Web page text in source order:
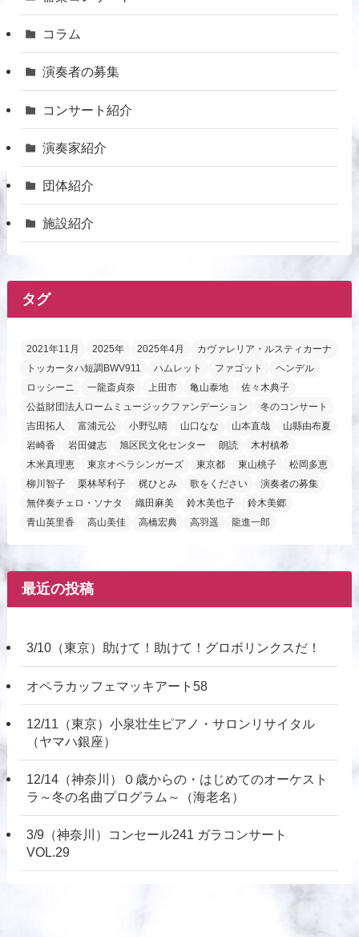
コラム
演奏者の募集
コンサート紹介
演奏家紹介
団体紹介
施設紹介
タグ
2021年11月 2025年 2025年4月
カヴァレリア・ルスティカーナ
トッカータハ短調BWV911
ハムレット ファゴット
ヘンデル
ロッシーニ
一龍斎貞奈 上田市 亀山泰地
佐々木典子
公益財団法人ロームミュージックファンデーション
冬のコンサート
吉田拓人
富浦元公 小野弘晴 山口なな 山本直哉
山縣由布夏
岩崎香
岩田健志 旭区民文化センター 朗読
木村槙希
木米真理恵
東京オペラシンガーズ 東京都 東山桃子
松岡多恵
柳川智子
栗林琴利子 梶ひとみ 歌をください
演奏者の募集
無伴奏チェロ・ソナタ
織田麻美 鈴木美也子
鈴木美郷
青山英里香
高山美佳 高橋宏典 高羽遥 龍進一郎
最近の投稿
3/10（東京）助けて！助けて！グロボリンクスだ！
オペラカッフェマッキアート58
12/11（東京）小泉壮生ピアノ・サロンリサイタル
（ヤマハ銀座）
12/14（神奈川）０歳からの・はじめてのオーケスト
ラ～冬の名曲プログラム～（海老名）
3/9（神奈川）コンセール241 ガラコンサート
VOL.29